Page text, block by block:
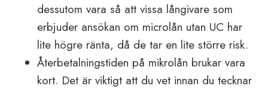
dessutom vara så att vissa långivare som
erbjuder ansökan om microlån utan UC har
lite högre ränta, då de tar en lite större risk.
Återbetalningstiden på mikrolån brukar vara
kort. Det är viktigt att du vet innan du tecknar